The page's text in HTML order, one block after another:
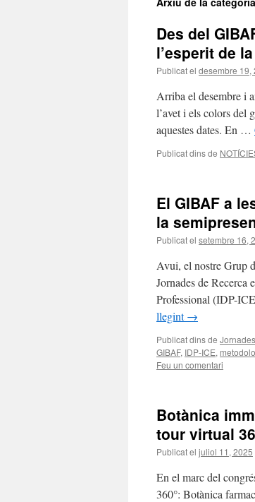
Des del
l’esperit de
Publicat el desembre 19,
Arriba el desembre i
l’avet i els colors del
aquestes dates. En …
Publicat dins de
El GIBAF a
la
Publicat el setembre 16,
Avui, el nostre Grup
Jornades de
Professional (IDP-
llegint→
Publicat dins de Jornades
GIBAF, IDP-ICE,
Feu un comentari
Botànica
tour virtual
Publicat el juliol 11, 2025
En el marc del
360°: Botànica